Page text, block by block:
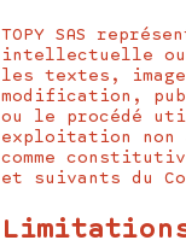
TOPY SAS
intellectuelle ou
les textes,
modification,
ou le procédé
exploitation non
comme
et suivants du